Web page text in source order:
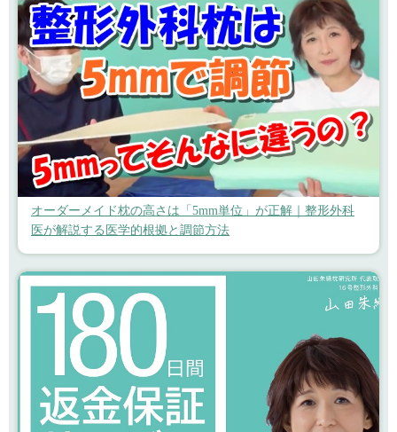
オーダーメイド枕の高さは「5mm単位」が正解｜整形外科
医が解説する医学的根拠と調節方法